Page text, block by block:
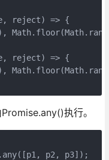
reject) => {
reject) => {
执行。
p2, p3]);